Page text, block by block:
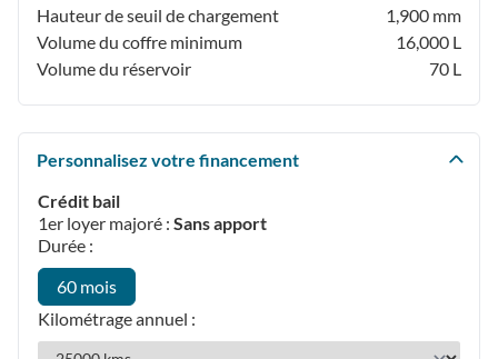
Hauteur de seuil de chargement
1,900 mm
Volume du coffre minimum
16,000 L
Volume du réservoir
70 L
Personnalisez votre financement
Crédit bail
1er loyer majoré : Sans apport
Durée :
60 mois
Kilométrage annuel :